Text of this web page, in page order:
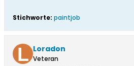
Stichworte: paintjob
Loradon
Veteran